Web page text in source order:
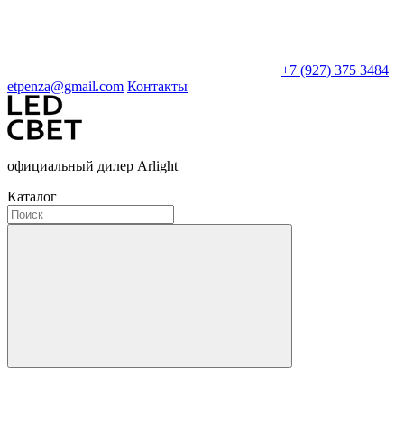
+7 (927) 375 3484
etpenza@gmail.com Контакты
официальный дилер Arlight
Каталог